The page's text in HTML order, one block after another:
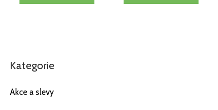
Kategorie
Akce a slevy